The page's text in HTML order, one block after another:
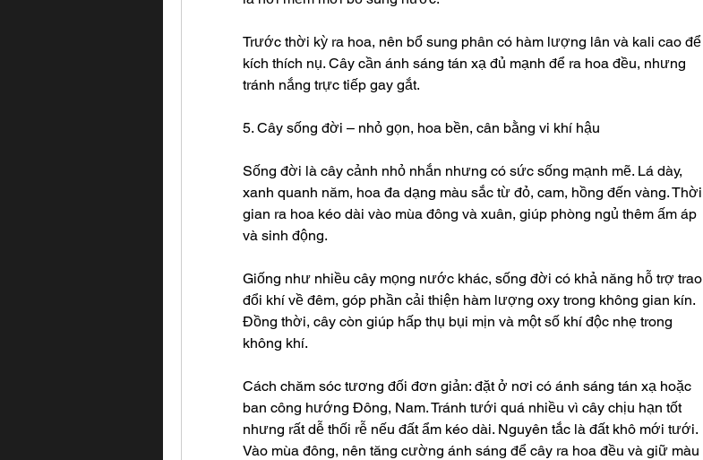
Trước thời kỳ ra hoa, nên bổ sung phân có hàm lượng lân và kali cao để
kích thích nụ. Cây cần ánh sáng tán xạ đủ mạnh để ra hoa đều, nhưng
tránh nắng trực tiếp gay gắt.
5. Cây sống đời – nhỏ gọn, hoa bền, cân bằng vi khí hậu
Sống đời là cây cảnh nhỏ nhắn nhưng có sức sống mạnh mẽ. Lá dày,
xanh quanh năm, hoa đa dạng màu sắc từ đỏ, cam, hồng đến vàng. Thời
gian ra hoa kéo dài vào mùa đông và xuân, giúp phòng ngủ thêm ấm áp
và sinh động.
Giống như nhiều cây mọng nước khác, sống đời có khả năng hỗ trợ trao
đổi khí về đêm, góp phần cải thiện hàm lượng oxy trong không gian kín.
Đồng thời, cây còn giúp hấp thụ bụi mịn và một số khí độc nhẹ trong
không khí.
Cách chăm sóc tương đối đơn giản: đặt ở nơi có ánh sáng tán xạ hoặc
ban công hướng Đông, Nam. Tránh tưới quá nhiều vì cây chịu hạn tốt
nhưng rất dễ thối rễ nếu đất ẩm kéo dài. Nguyên tắc là đất khô mới tưới.
Vào mùa đông, nên tăng cường ánh sáng để cây ra hoa đều và giữ màu